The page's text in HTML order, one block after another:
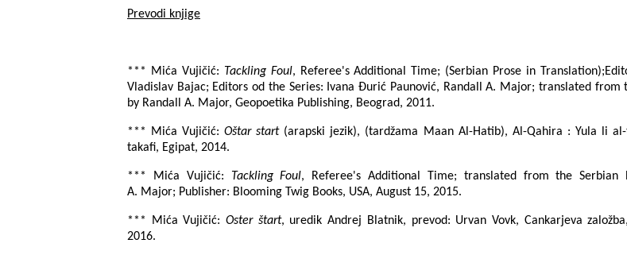
Prevodi knjige
*** Mića Vujičić: Tackling Foul, Referee's Additional Time; (Serbian Prose in
Vladislav Bajac; Editors od the Series: Ivana Đurić Paunović, Randall A. Major; translated from
by Randall A. Major, Geopoetika Publishing, Beograd, 2011.
*** Mića Vujičić:Oštar start(arapski jezik), (tardžama Maan Al-Hatib), Al-Qahira : Yula li
takafi, Egipat, 2014.
*** Mića Vujičić: Tackling Foul, Referee's Additional Time; translated from the Serbian
A. Major; Publisher: Blooming Twig Books, USA, August 15, 2015.
*** Mića Vujičić:Oster štart, uredik Andrej Blatnik, prevod: Urvan Vovk, Cankarjeva
2016.